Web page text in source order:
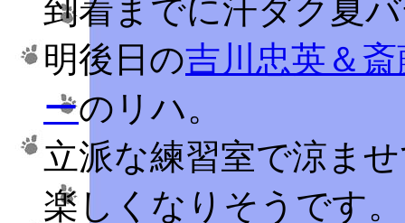
到着までに汗ダク夏
明後日の吉川忠英＆
ーのリハ。
立派な練習室で涼ま
楽しくなりそうです。